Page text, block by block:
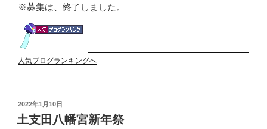
※募集は、終了しました。
人気ブログランキングへ
投
稿
日:
2022年1月10日
土支田八幡宮新年祭